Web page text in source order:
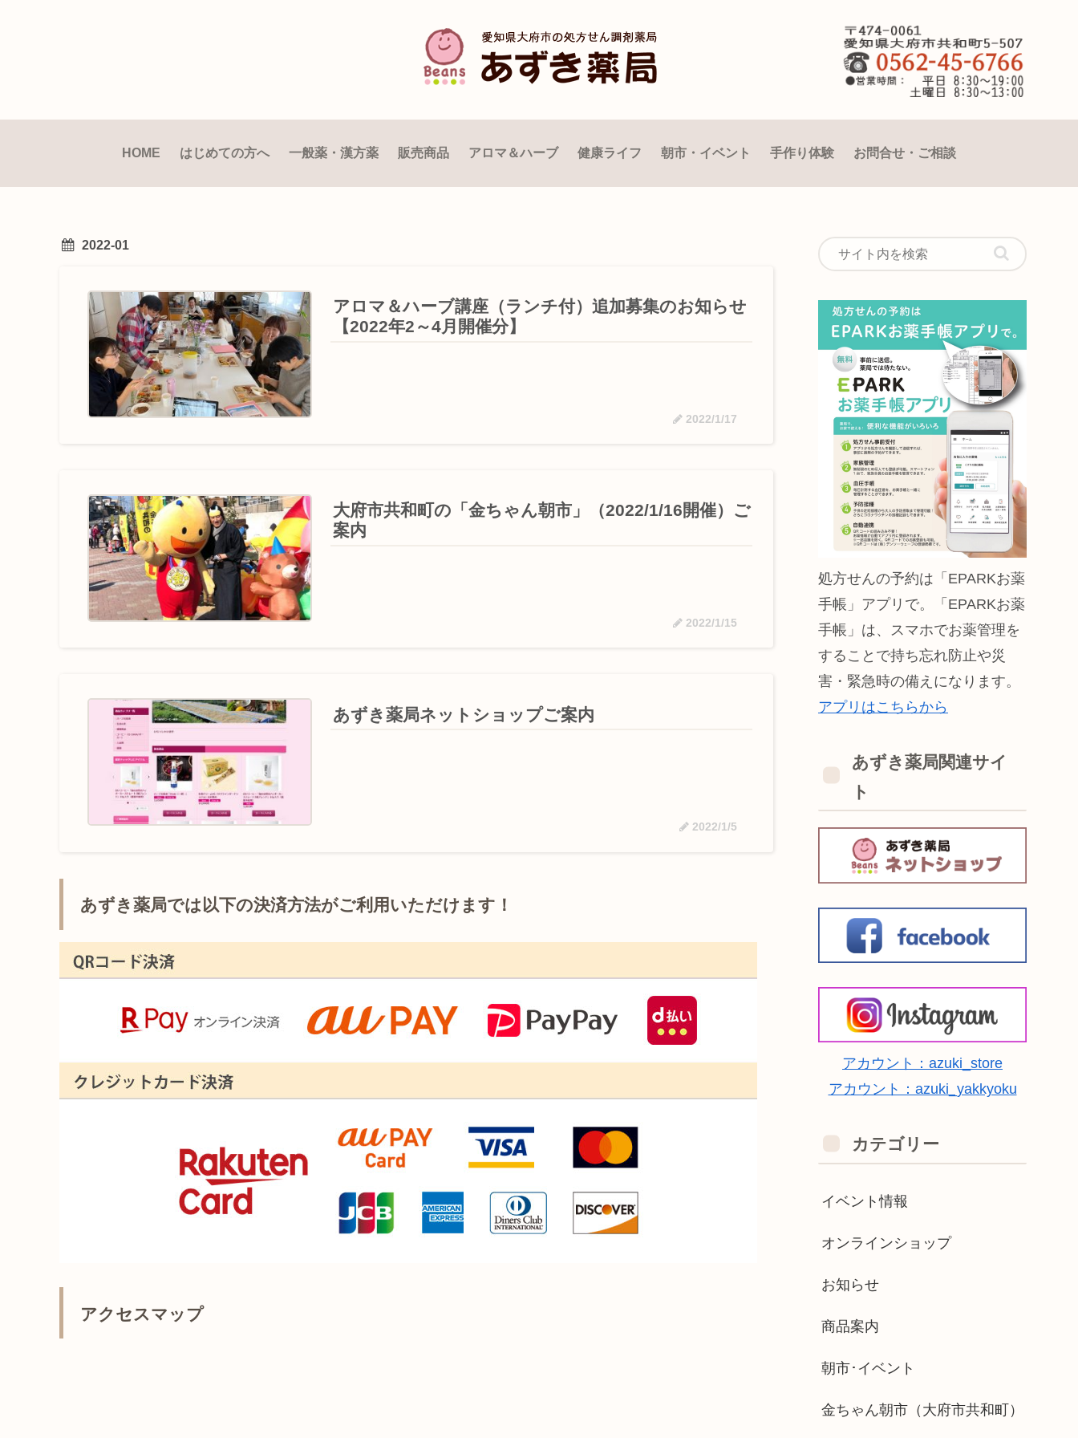
HOME はじめての方へ 一般薬・漢方薬 販売商品 アロマ＆ハーブ 健康ライフ 朝市・イベント 手作り体験 お問合せ・ご相談
2022-01
アロマ＆ハーブ講座（ランチ付）追加募集のお知らせ
【2022年2～4月開催分】
2022/1/17
大府市共和町の「金ちゃん朝市」（2022/1/16開催）ご
案内
2022/1/15
あずき薬局ネットショップご案内
2022/1/5
あずき薬局では以下の決済方法がご利用いただけます！
アクセスマップ
処方せんの予約は「EPARKお薬
手帳」アプリで。「EPARKお薬
手帳」は、スマホでお薬管理を
することで持ち忘れ防止や災
害・緊急時の備えになります。
アプリはこちらから
あずき薬局関連サイ
ト
アカウント：azuki_store
アカウント：azuki_yakkyoku
カテゴリー
イベント情報
オンラインショップ
お知らせ
商品案内
朝市･イベント
金ちゃん朝市（大府市共和町）